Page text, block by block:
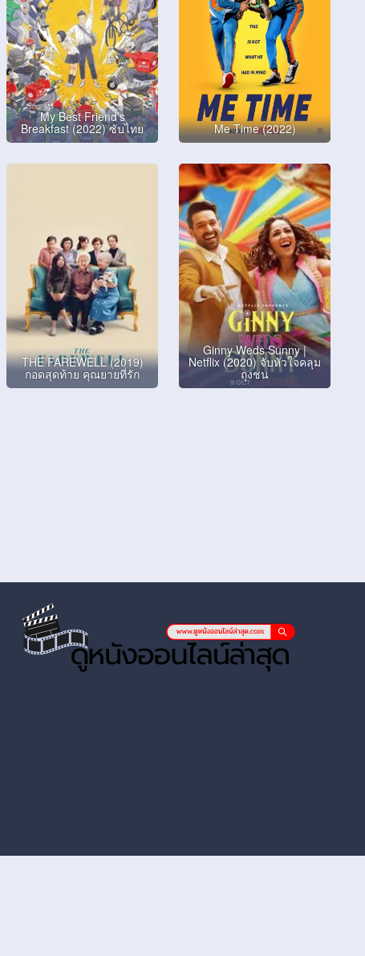
My Best Friend’s
Breakfast (2022) ซับไทย Me Time (2022)
THE FAREWELL (2019)
กอดสุดท้าย คุณยายที่รัก
Ginny Weds Sunny |
Netflix (2020) จับหัวใจคลุม
ถุงชน